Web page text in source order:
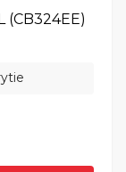
(CB324EE)